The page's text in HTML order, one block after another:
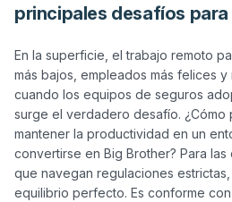
principales desafíos
En la superficie, el trabajo remoto
más bajos, empleados más felices
cuando los equipos de seguros
surge el verdadero desafío. ¿Cómo
mantener la productividad en un
convertirse en Big Brother? Para
que navegan regulaciones
equilibrio perfecto. Es conforme